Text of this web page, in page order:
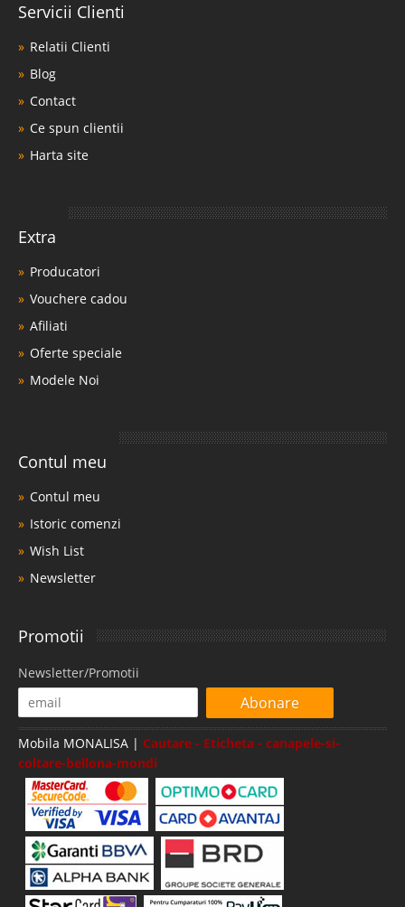
Servicii Clienti
Relatii Clienti
Blog
Contact
Ce spun clientii
Harta site
Extra
Producatori
Vouchere cadou
Afiliati
Oferte speciale
Modele Noi
Contul meu
Contul meu
Istoric comenzi
Wish List
Newsletter
Promotii
Newsletter/Promotii
Abonare
Mobila MONALISA | Cautare - Eticheta - canapele-si-
coltare-bellona-mondi